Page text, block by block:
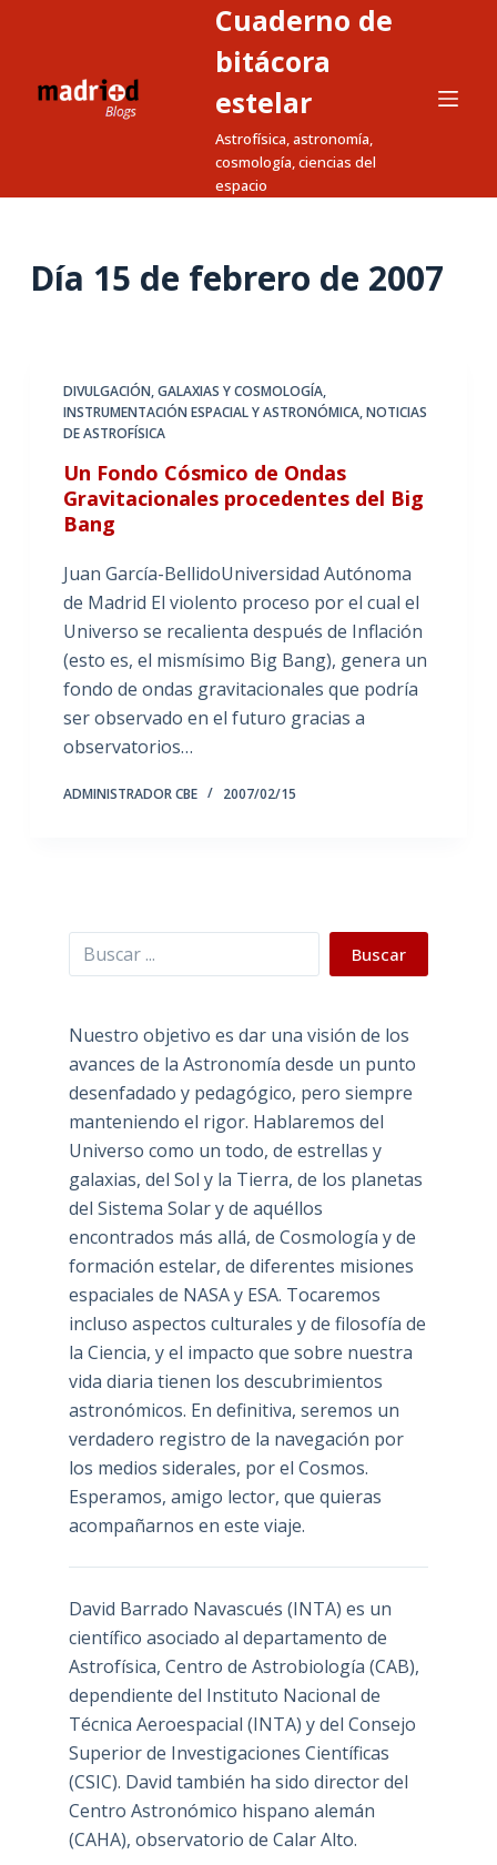
a
Cuaderno de
bitácora
estelar
Astrofísica, astronomía,
cosmología, ciencias del
espacio
Día 15 de febrero de 2007
DIVULGACIÓN,GALAXIAS Y COSMOLOGÍA,
INSTRUMENTACIÓN ESPACIAL Y ASTRONÓMICA,NOTICIAS
DE ASTROFÍSICA
Un Fondo Cósmico de Ondas
Gravitacionales procedentes del Big
Bang
Juan García-BellidoUniversidad Autónoma
de Madrid El violento proceso por el cual el
Universo se recalienta después de Inflación
(esto es, el mismísimo Big Bang), genera un
fondo de ondas gravitacionales que podría
ser observado en el futuro gracias a
observatorios…
ADMINISTRADOR CBE 2007/02/15
Buscar Buscar
Nuestro objetivo es dar una visión de los
avances de la Astronomía desde un punto
desenfadado y pedagógico, pero siempre
manteniendo el rigor. Hablaremos del
Universo como un todo, de estrellas y
galaxias, del Sol y la Tierra, de los planetas
del Sistema Solar y de aquéllos
encontrados más allá, de Cosmología y de
formación estelar, de diferentes misiones
espaciales de NASA y ESA. Tocaremos
incluso aspectos culturales y de filosofía de
la Ciencia, y el impacto que sobre nuestra
vida diaria tienen los descubrimientos
astronómicos. En definitiva, seremos un
verdadero registro de la navegación por
los medios siderales, por el Cosmos.
Esperamos, amigo lector, que quieras
acompañarnos en este viaje.
David Barrado Navascués (INTA) es un
científico asociado al departamento de
Astrofísica, Centro de Astrobiología (CAB),
dependiente del Instituto Nacional de
Técnica Aeroespacial (INTA) y del Consejo
Superior de Investigaciones Científicas
(CSIC). David también ha sido director del
Centro Astronómico hispano alemán
(CAHA), observatorio de Calar Alto.